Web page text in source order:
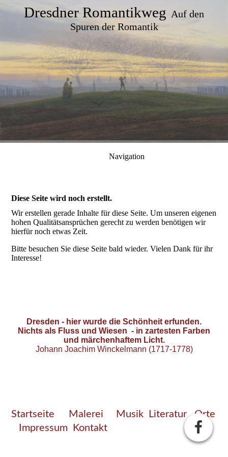
Dresdner Romantikweg Auf den
Spuren der Romantik
Navigation
Diese Seite wird noch erstellt.
Wir erstellen gerade Inhalte für diese Seite. Um unseren eigenen
hohen Qualitätsansprüchen gerecht zu werden benötigen wir
hierfür noch etwas Zeit.
Bitte besuchen Sie diese Seite bald wieder. Vielen Dank für ihr
Interesse!
Dresden - hier wurde die Schönheit erfunden.
Nichts als Fluss und Wiesen - in zartesten Farben
und märchenhaftem Licht.
Johann Joachim Winckelmann (1717-1778)
Startseite Malerei Musik Literatur
Orte
Impressum
Kontakt